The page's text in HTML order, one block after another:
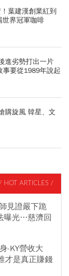
葉建漢創業紅到
世界冠軍咖啡
進劣勢打出一片
事要從1989年說起
購旋風 韓星、文
/ HOT ARTICLES /
見證嚴下跪
曝光…慈濟回
-KY營收大
才是真正賺錢